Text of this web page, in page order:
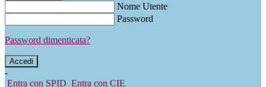
Nome Utente
Password
Password dimenticata?
-
Entra con SPID Entra con CIE